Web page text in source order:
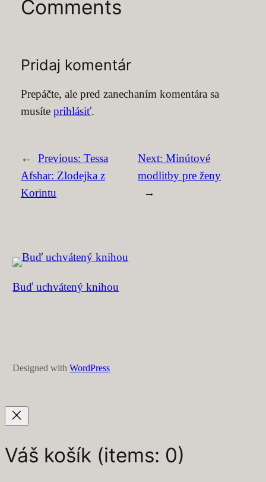
Comments
Pridaj komentár
Prepáčte, ale pred zanechaním komentára sa
musíte prihlásiť.
← Previous: Tessa
Afshar: Zlodejka z
Korintu
Next:Minútové
modlitby pre ženy
→
Buď uchvátený knihou
Designed withWordPress
Váš košík (items: 0)